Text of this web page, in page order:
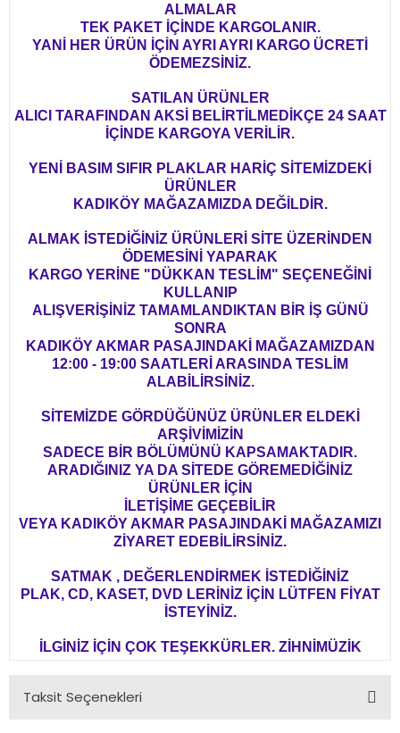
ALMALAR
TEK PAKET İÇİNDE KARGOLANIR.
YANİ HER ÜRÜN İÇİN AYRI AYRI KARGO ÜCRETİ
ÖDEMEZSİNİZ.
SATILAN ÜRÜNLER
ALICI TARAFINDAN AKSİ BELİRTİLMEDİKÇE 24 SAAT
İÇİNDE KARGOYA VERİLİR.
YENİ BASIM SIFIR PLAKLAR HARİÇ SİTEMİZDEKİ
ÜRÜNLER
KADIKÖY MAĞAZAMIZDA DEĞİLDİR.
ALMAK İSTEDİĞİNİZ ÜRÜNLERİ SİTE ÜZERİNDEN
ÖDEMESİNİ YAPARAK
KARGO YERİNE "DÜKKAN TESLİM" SEÇENEĞİNİ
KULLANIP
ALIŞVERİŞİNİZ TAMAMLANDIKTAN BİR İŞ GÜNÜ
SONRA
KADIKÖY AKMAR PASAJINDAKİ MAĞAZAMIZDAN
12:00 - 19:00 SAATLERİ ARASINDA TESLİM
ALABİLİRSİNİZ.
SİTEMİZDE GÖRDÜĞÜNÜZ ÜRÜNLER ELDEKİ
ARŞİVİMİZİN
SADECE BİR BÖLÜMÜNÜ KAPSAMAKTADIR.
ARADIĞINIZ YA DA SİTEDE GÖREMEDİĞİNİZ
ÜRÜNLER İÇİN
İLETİŞİME GEÇEBİLİR
VEYA KADIKÖY AKMAR PASAJINDAKİ MAĞAZAMIZI
ZİYARET EDEBİLİRSİNİZ.
SATMAK , DEĞERLENDİRMEK İSTEDİĞİNİZ
PLAK, CD, KASET, DVD LERİNİZ İÇİN LÜTFEN FİYAT
İSTEYİNİZ.
İLGİNİZ İÇİN ÇOK TEŞEKKÜRLER. ZİHNİMÜZİK
Taksit Seçenekleri